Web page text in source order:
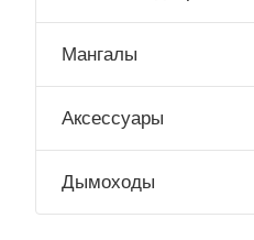
Мангалы
Аксессуары
Дымоходы